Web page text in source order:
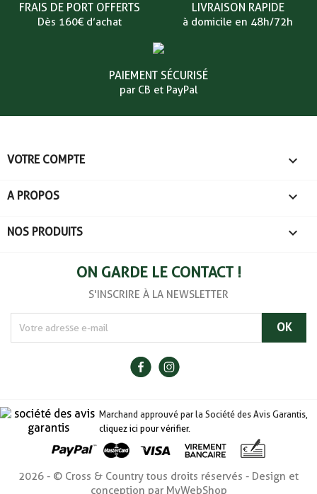
FRAIS DE PORT OFFERTS
Dès 160€ d’achat
LIVRAISON RAPIDE
à domicile en 48h/72h
PAIEMENT SÉCURISÉ
par CB et PayPal
VOTRE COMPTE 
A PROPOS 
NOS PRODUITS 
ON GARDE LE CONTACT !
S'INSCRIRE À LA NEWSLETTER
Marchand approuvé par la Société des Avis Garantis,
cliquez ici pour vérifier.
2026 - © Cross & Country tous droits réservés - Design et
conception par MyWebShop